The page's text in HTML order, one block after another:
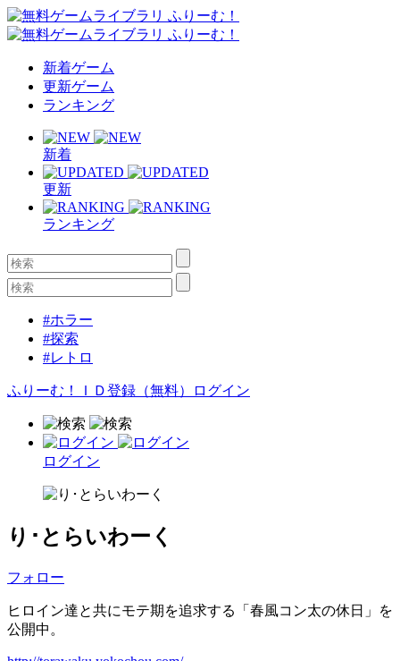
新着ゲーム
更新ゲーム
ランキング
新着
更新
ランキング
#ホラー
#探索
#レトロ
ふりーむ！ＩＤ登録（無料） ログイン
ログイン
り･とらいわーく
フォロー
ヒロイン達と共にモテ期を追求する「春風コン太の休日」を
公開中。